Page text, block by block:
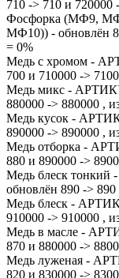
710 -> 710 и 720000
Фосфорка (МФ9,
МФ10)) - обновлён
= 0%
Медь с хромом -
700 и 710000 ->
Медь микс -
880000 -> 880000 ,
Медь кусок -
890000 -> 890000 ,
Медь отборка -
880 и 890000 ->
Медь блеск
обновлён 890 ->
Медь блеск -
910000 -> 910000 ,
Медь в масле -
870 и 880000 ->
Медь луженая -
820 и 830000 ->